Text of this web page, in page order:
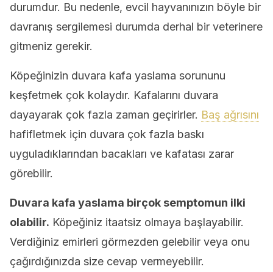
durumdur. Bu nedenle, evcil hayvanınızın böyle bir
davranış sergilemesi durumda derhal bir veterinere
gitmeniz gerekir.
Köpeğinizin duvara kafa yaslama sorununu
keşfetmek çok kolaydır. Kafalarını duvara
dayayarak çok fazla zaman geçirirler. Baş ağrısını
hafifletmek için duvara çok fazla baskı
uyguladıklarından bacakları ve kafatası zarar
görebilir.
Duvara kafa yaslama birçok semptomun ilki
olabilir. Köpeğiniz itaatsiz olmaya başlayabilir.
Verdiğiniz emirleri görmezden gelebilir veya onu
çağırdığınızda size cevap vermeyebilir.